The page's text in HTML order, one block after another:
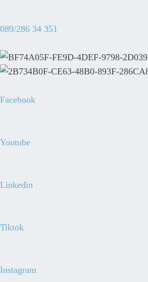
089/286 34 351
Facebook
Youtube
Linkedin
Tiktok
Instagram